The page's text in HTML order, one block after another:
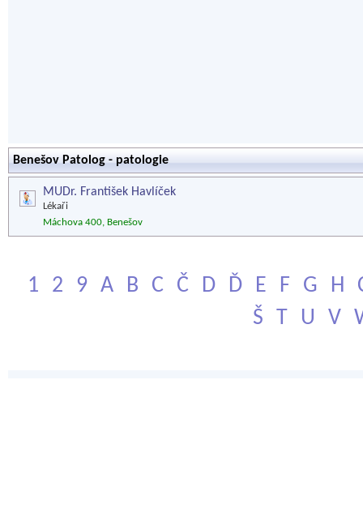
Benešov Patolog - patologie
MUDr. František Havlíček
Lékaři
Máchova 400, Benešov
1 2 9 A B C Č D Ď E F G H
Š
T U V